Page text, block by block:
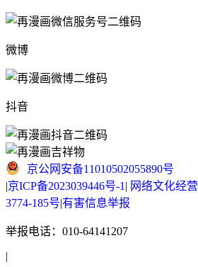
微博
抖音
京公网安备11010502055890号
|京ICP备2023039446号-1 | 网络文化经
3774-185号|有害信息举报
举报电话：010-64141207
|